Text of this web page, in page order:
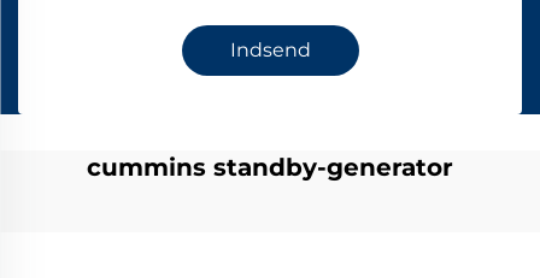
Indsend
cummins standby-generator